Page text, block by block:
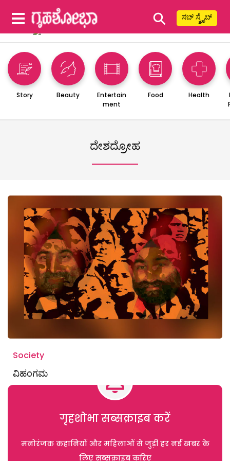
⚲ ಸಬ್ ಸ್ಕ್ರೈಬ್
Story Beauty
Entertain
ment
Food Health
ದೇಶದ್ರೋಹ
Society
ವಿಹಂಗಮ
गृहशोभा सब्सक्राइब करें
मनोरंजक कहानियों और महिलाओं से जुड़ी हर नई खबर के
लिए सब्सक्राइब करिए